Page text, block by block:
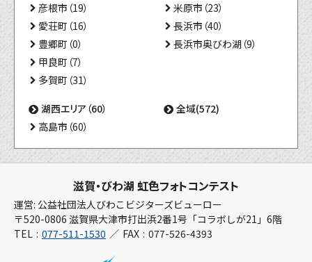
彦根市（19）
愛荘町（16）
豊郷町（0）
甲良町（7）
多賀町（31）
米原市（23）
長浜市（40）
長浜市奥びわ湖（9）
湖西エリア（60）
高島市（60）
全域(572)
滋賀・びわ湖 虹色フォトコンテスト
運営: 公益社団法人びわこビジターズビューロー
〒520-0806 滋賀県大津市打出浜2番1号「コラボしが21」6階
TEL
077-511-1530 FAX 077-526-4393